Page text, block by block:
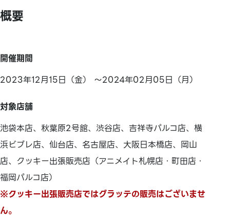
概要
開催期間
2023年12月15日（金） ～2024年02月05日（月）
対象店舗
池袋本店、秋葉原2号館、渋谷店、吉祥寺パルコ店、横
浜ビブレ店、仙台店、名古屋店、大阪日本橋店、岡山
店、クッキー出張販売店（アニメイト札幌店・町田店・
福岡パルコ店）
※クッキー出張販売店ではグラッテの販売はございませ
ん。